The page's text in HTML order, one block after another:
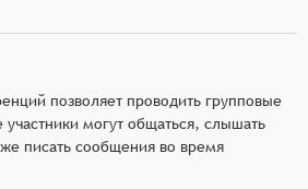
позволяет проводить групповые
участники могут общаться, слышать
писать сообщения во время